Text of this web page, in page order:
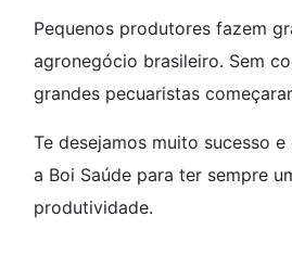
Pequenos produtores fazem
agronegócio brasileiro. Sem
grandes pecuaristas
Te desejamos muito sucesso
a Boi Saúde para ter sempre
produtividade.